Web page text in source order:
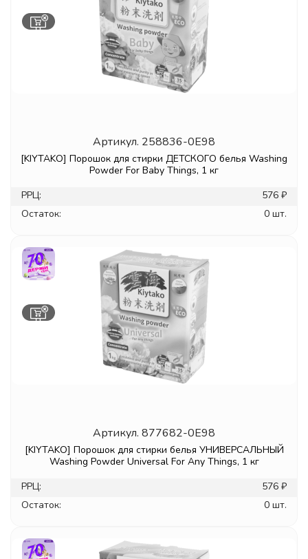
Артикул. 258836-0E98
[KIYTAKO] Порошок для стирки ДЕТСКОГО белья Washing
Powder For Baby Things, 1 кг
РРЦ:
576 ₽
Остаток:
0 шт.
Артикул. 877682-0E98
[KIYTAKO] Порошок для стирки белья УНИВЕРСАЛЬНЫЙ
Washing Powder Universal For Any Things, 1 кг
РРЦ:
576 ₽
Остаток:
0 шт.